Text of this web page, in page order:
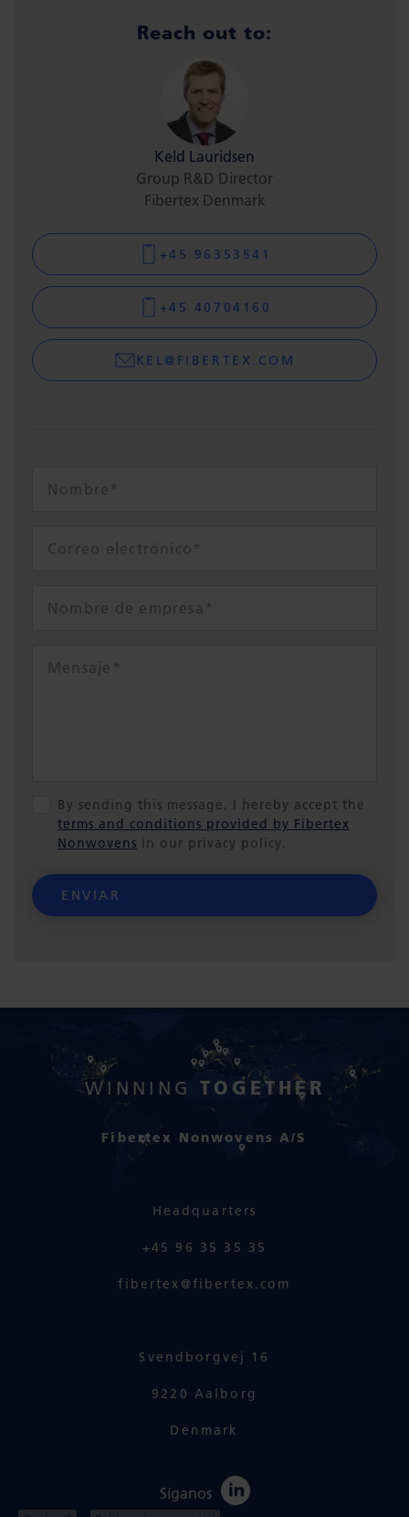
Reach out to:
Keld Lauridsen
Group R&D Director
Fibertex Denmark
+45 96353541
+45 40704160
KEL@FIBERTEX.COM
By sending this message, I hereby accept the
terms and conditions provided by Fibertex
Nonwovens in our privacy policy.
ENVIAR
WINNING TOGETHER
Fibertex Nonwovens A/S
Headquarters
+45 96 35 35 35
fibertex@fibertex.com
Svendborgvej 16
9220 Aalborg
Denmark
Síganos